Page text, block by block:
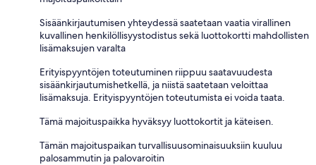
Sisäänkirjautumisen yhteydessä saatetaan vaatia virallinen
kuvallinen henkilöllisyystodistus sekä luottokortti mahdollisten
lisämaksujen varalta
Erityispyyntöjen toteutuminen riippuu saatavuudesta
sisäänkirjautumishetkellä, ja niistä saatetaan veloittaa
lisämaksuja. Erityispyyntöjen toteutumista ei voida taata.
Tämä majoituspaikka hyväksyy luottokortit ja käteisen.
Tämän majoituspaikan turvallisuusominaisuuksiin kuuluu
palosammutin ja palovaroitin